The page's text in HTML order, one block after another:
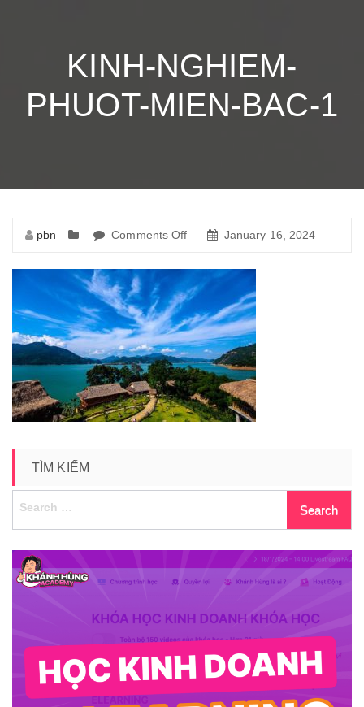
KINH-NGHIEM-
PHUOT-MIEN-BAC-1
pbn Comments Off
nghiem-
phuot-
bac-
1
January 16, 2024
TÌM KIẾM
Search